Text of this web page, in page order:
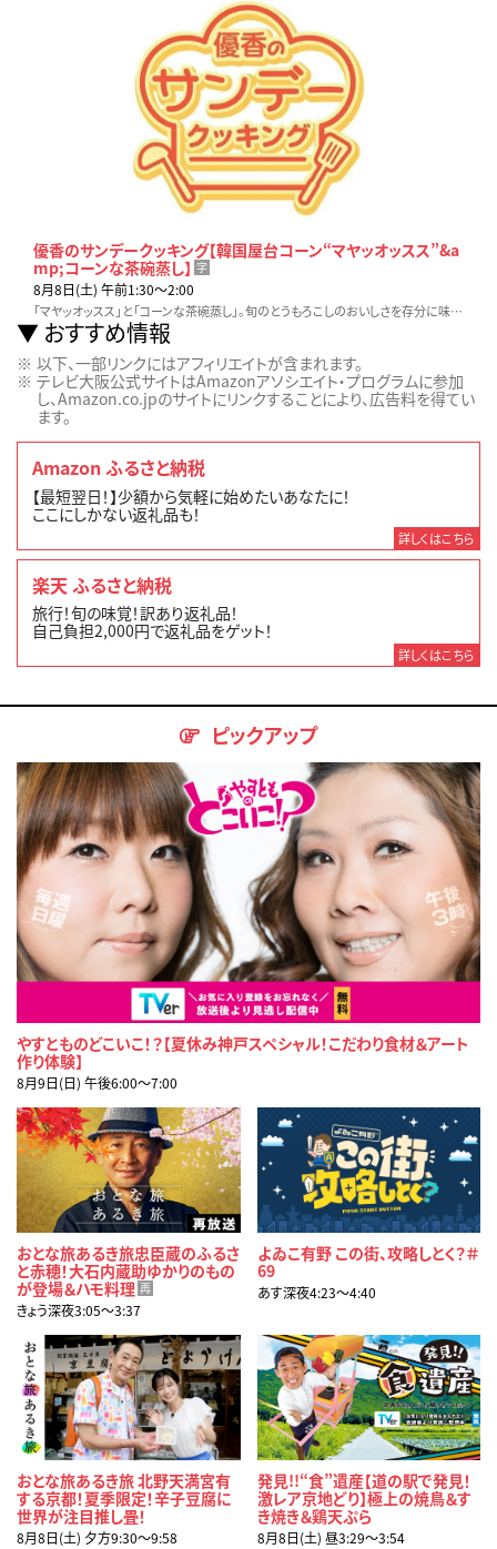
優香のサンデークッキング【韓国屋台コーン“マヤッオッスス”&a
mp;コーンな茶碗蒸し】 字
8月8日(土) 午前1:30〜2:00
「マヤッオッスス」と「コーンな茶碗蒸し」。旬のとうもろこしのおいしさを存分に味わえる、アイデアメニューをご紹介！
おすすめ情報
以下、一部リンクにはアフィリエイトが含まれます。
テレビ大阪公式サイトはAmazonアソシエイト・プログラムに参加
し、Amazon.co.jpのサイトにリンクすることにより、広告料を得てい
ます。
Amazon ふるさと納税
【最短翌日！】少額から気軽に始めたいあなたに！
ここにしかない返礼品も！
詳しくはこちら
楽天 ふるさと納税
旅行！旬の味覚！訳あり返礼品！
自己負担2,000円で返礼品をゲット！
詳しくはこちら
ピックアップ
やすとものどこいこ！？【夏休み神戸スペシャル！こだわり食材＆アート
作り体験】
8月9日(日) 午後6:00〜7:00
おとな旅あるき旅忠臣蔵のふるさ
と赤穂！大石内蔵助ゆかりのもの
が登場＆ハモ料理 再
きょう深夜3:05〜3:37
よゐこ有野 この街、攻略しとく？＃
69
あす深夜4:23〜4:40
おとな旅あるき旅 北野天満宮有
する京都！夏季限定！辛子豆腐に
世界が注目推し畳！
8月8日(土) 夕方9:30〜9:58
発見!!“食”遺産【道の駅で発見！
激レア京地どり】極上の焼鳥＆す
き焼き＆鶏天ぷら
8月8日(土) 昼3:29〜3:54